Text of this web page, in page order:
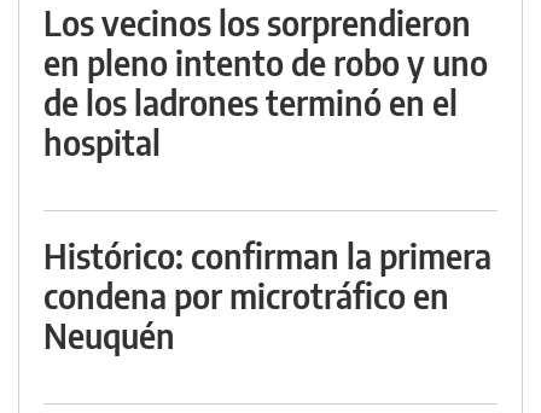
Los vecinos los sorprendieron
en pleno intento de robo y uno
de los ladrones terminó en el
hospital
Histórico: confirman la primera
condena por microtráfico en
Neuquén